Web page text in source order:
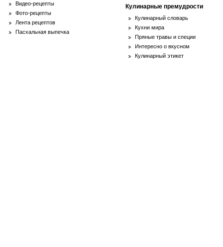
Видео-рецепты
Фото-рецепты
Лента рецептов
Пасхальная выпечка
Кулинарные премудрости
Кулинарный словарь
Кухни мира
Пряные травы и специи
Интересно о вкусном
Кулинарный этикет